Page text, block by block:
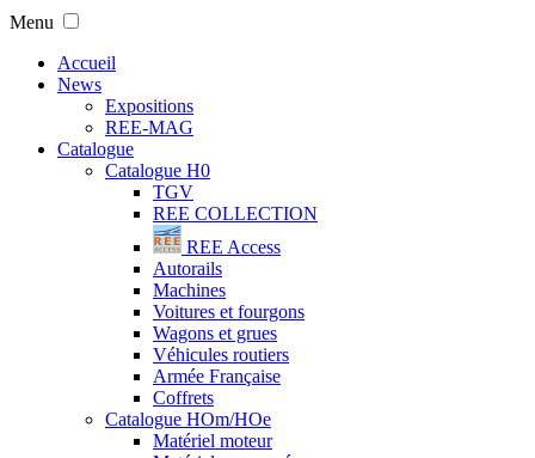
Menu
Accueil
News
Expositions
REE-MAG
Catalogue
Catalogue H0
TGV
REE COLLECTION
REE Access
Autorails
Machines
Voitures et fourgons
Wagons et grues
Véhicules routiers
Armée Française
Coffrets
Catalogue HOm/HOe
Matériel moteur